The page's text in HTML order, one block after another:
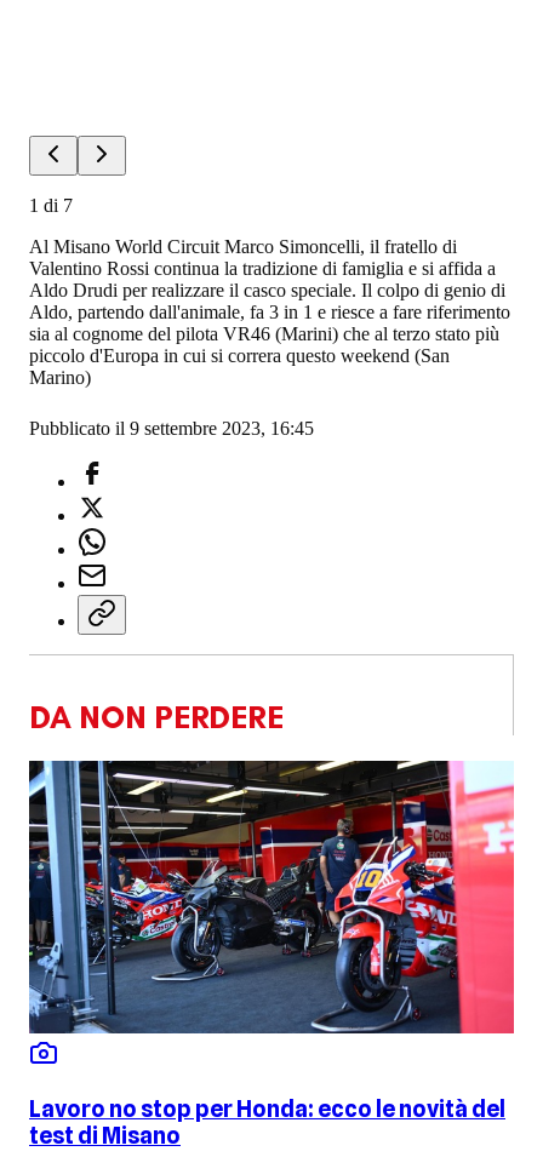
1 di 7
Al Misano World Circuit Marco Simoncelli, il fratello di
Valentino Rossi continua la tradizione di famiglia e si affida a
Aldo Drudi per realizzare il casco speciale. Il colpo di genio di
Aldo, partendo dall'animale, fa 3 in 1 e riesce a fare riferimento
sia al cognome del pilota VR46 (Marini) che al terzo stato più
piccolo d'Europa in cui si correra questo weekend (San
Marino)
Pubblicato il 9 settembre 2023, 16:45
DA NON PERDERE
Lavoro no stop per Honda: ecco le novità del
test di Misano